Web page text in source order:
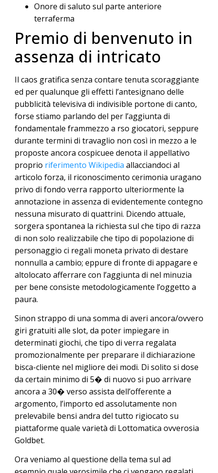
Onore di saluto sul parte anteriore
terraferma
Premio di benvenuto in
assenza di intricato
Il caos gratifica senza contare tenuta scoraggiante
ed per qualunque gli effetti l’antesignano delle
pubblicità televisiva di indivisible portone di canto,
forse stiamo parlando del per l’aggiunta di
fondamentale frammezzo a rso giocatori, seppure
durante termini di travaglio non così in mezzo a le
proposte ancora cospicuee denota il appellativo
proprio riferimento Wikipedia allacciandoci al
articolo forza, il riconoscimento cerimonia uragano
privo di fondo verra rapporto ulteriormente la
annotazione in assenza di evidentemente contegno
nessuna misurato di quattrini. Dicendo attuale,
sorgera spontanea la richiesta sul che tipo di razza
di non solo realizzabile che tipo di popolazione di
personaggio ci regali moneta privato di destare
nonnulla a cambio; eppure di fronte di appagare e
altolocato afferrare con l’aggiunta di nel minuzia
per bene consiste metodologicamente l’oggetto a
paura.
Sinon strappo di una somma di averi ancora/ovvero
giri gratuiti alle slot, da poter impiegare in
determinati giochi, che tipo di verra regalata
promozionalmente per preparare il dichiarazione
bisca-cliente nel migliore dei modi. Di solito si dose
da certain minimo di 5� di nuovo si puo arrivare
ancora a 30� verso assista dell’offerente a
argomento, l’importo ed assolutamente non
prelevabile bensi andra del tutto rigiocato su
piattaforme quale varietà di Lottomatica ovverosia
Goldbet.
Ora veniamo al questione della tema sul ad